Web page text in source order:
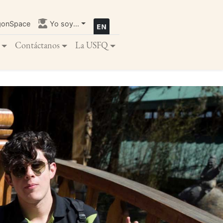
Yo soy...
Contáctanos La USFQ